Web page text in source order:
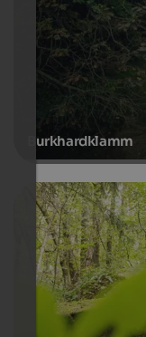
Burkhardklamm